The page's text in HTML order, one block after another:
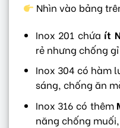
Nhìn vào bảng
Inox 201 chứa ít
rẻ nhưng chống
Inox 304 có hàm
sáng, chống ăn
Inox 316 có thêm
năng chống